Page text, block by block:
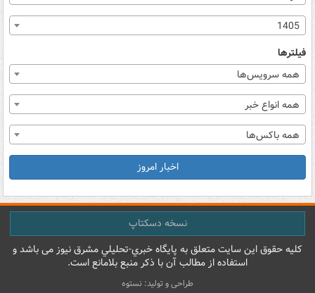
1405
فیلترها
همه سرویس‌ها
همه انواع خبر
همه باکس‌ها
اخبار امروز
نسخه دسکتاپ
کليه حقوق اين سايت متعلق به پایگاه خبري-تحليلي مشرق نيوز می باشد و
استفاده از مطالب آن با ذکر منبع بلامانع است.
طراحی و تولید: نستوه